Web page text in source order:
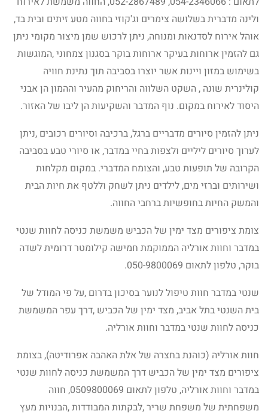
ולינה מדברית בשלושה צימרים וג'קוזי בחווה מטע זיתים ובית בד,
אוהל אירוח לסדנאות ומנוחה, ניתן לרכוש שמן מיצור מקומי ניתן
גם להזמין ארוחות בעיקר ארוחות בוקר בסגנון צמחוני ,המוגשות
בשימוש במזון ויינות אשר יוצרו בסביבה תוך נתינת חוויה
קולינרית שונה , השקט השלווה והריחוק מהעיר וההמון הן אבני
היסוד לאירוח במקום. נוף המדבר והשקיעות הן ליבו של האזור.
ניתן להזמין סיורים מדבריים ברגל, ברכיבה וסיורים רכובים ,ניתן
לערוך סיורים ליליים ולצפות בחיי במדבר, או סיורי טבע בסביבה
הקרובה של תופעות טבע, והצומח המדברי. במקום מקלחות
ושירותים וברזי מים, לילדים ניתן לשחק וללטף את חיות הבית
והמשק החיות בחופשיות ברחבי החווה.
צומת ציפורים מצד ימין של הכביש משמשת כניסה לחוות שנטי
במדבר וחוות אורליה הממוקמת חמישה קילומטר דרומית לשדה
בוקר, טלפון לתאום 050-9800069.
שנטי במדבר חוות טיפול לנוער בסיכון בדרום ,על פי המודל של
בית השנטי בתל אביב, מצד ימין של הכביש ,דרך עפר המשמשת
כניסה לחוות שנטי במדבר וחוות אורליה.
חוות אורליה (כוהנת בחצרה של אלת האהבה אפרודיטה), בצומת
ציפורים מצד ימין של הכביש דרך המשמשת כניסה לחוות שנטי
במדבר וחוות אורליה, טלפון לתאום 0509800069, חווה
משפחתית של משפחת שריר ,לבקתות המבודדות ,הבנויות מעץ